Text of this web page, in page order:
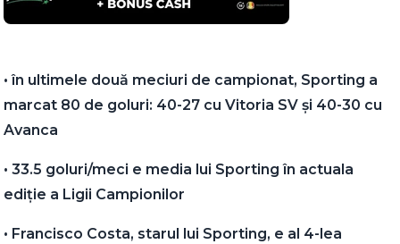
•⁠ ⁠în ultimele două meciuri de campionat, Sporting a
marcat 80 de goluri: 40-27 cu Vitoria SV și 40-30 cu
Avanca
•⁠ ⁠33.5 goluri/meci e media lui Sporting în actuala
ediție a Ligii Campionilor
•⁠ ⁠Francisco Costa, starul lui Sporting, e al 4-lea